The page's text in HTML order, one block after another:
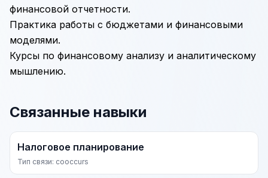
финансовой отчетности.
Практика работы с бюджетами и финансовыми
моделями.
Курсы по финансовому анализу и аналитическому
мышлению.
Связанные навыки
Налоговое планирование
Тип связи: cooccurs